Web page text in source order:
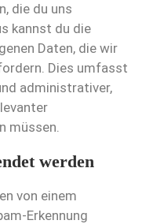
die du uns
kannst du die
Daten, die wir
Dies umfasst
administrativer,
müssen.
werden
von einem
Erkennung